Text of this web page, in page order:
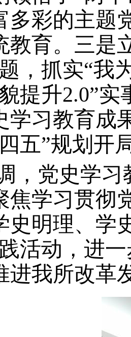
多彩的主题
教育。三是
，抓实“我
提升2.0”
学习教育成
五”规划开
，党史学
焦学习贯彻
史明理、学
活动，进
进我所改革